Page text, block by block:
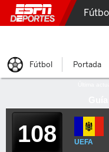
108
UEFA
Fútbol Portada